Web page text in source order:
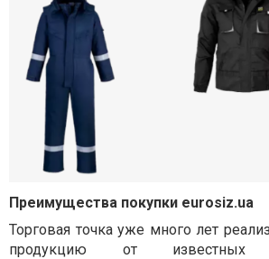
Преимущества покупки eurosiz.ua
Торговая точка уже много лет
продукцию от известных